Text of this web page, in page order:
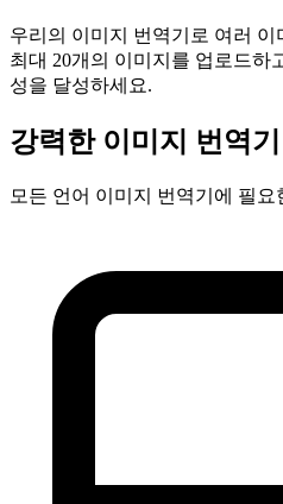
우리의 이미지 번역기로 여러
최대 20개의 이미지를 업로드하
성을 달성하세요.
강력한 이미지 번역
모든 언어 이미지 번역기에 필요